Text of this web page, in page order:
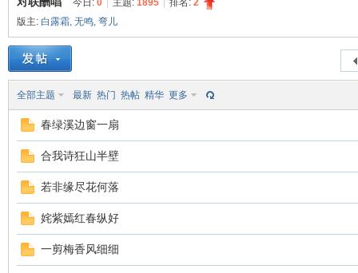
平 » › ›
今日: 0 主题: 1895 排名: 2
版主: 白露霜, 无鸣, 弯儿
全部主题 最新 热门 热帖 精华 更多
春绿溪边窗一扇
合我诗狂山半壁
若非缘尽花何落
姹紫嫣红春纵好
一剪梅香风细细